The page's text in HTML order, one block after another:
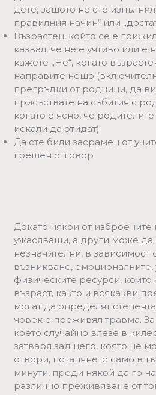
дете, защото не сте
правилния начин“ или
Възрастен, който се е
казвал, че не е учтиво или
кажете „Не“, когато
направите нещо
прегръдки от роднини, да
присъствате на събития с
когато е ясно, че
искали да отидат)
Да сте били засрамен от
грешен отговор
Докато някои от
ужасяващи, а други може да
незначителни, в зависимост
възникване, емоционалните,
физическите ресурси, които
възраст, както и всякакви
могат да определят
човек е преживял травма.
което случайно влезе в
затваря зад него, която не
отвори, потапянето само в
минути, преди някой да го
различно преживяване от